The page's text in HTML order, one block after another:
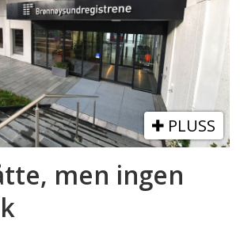
PLUSS
men ingen